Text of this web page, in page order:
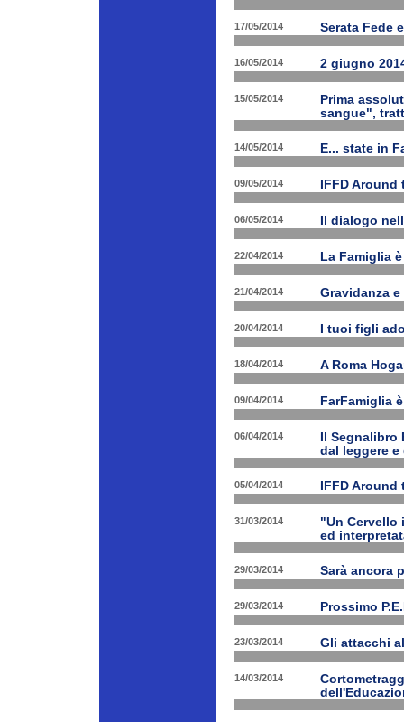
17/05/2014 Serata Fede
16/05/2014 2 giugno
15/05/2014
Prima
sangue",
14/05/2014 E... state in
09/05/2014 IFFD
06/05/2014 Il dialogo
22/04/2014 La Famiglia
21/04/2014 Gravidanza
20/04/2014 I tuoi figli
18/04/2014 A Roma
09/04/2014 FarFamiglia
06/04/2014
Il
dal leggere
05/04/2014 IFFD
31/03/2014
"Un Cervello
ed
29/03/2014 Sarà ancora
29/03/2014 Prossimo
23/03/2014 Gli attacchi
14/03/2014